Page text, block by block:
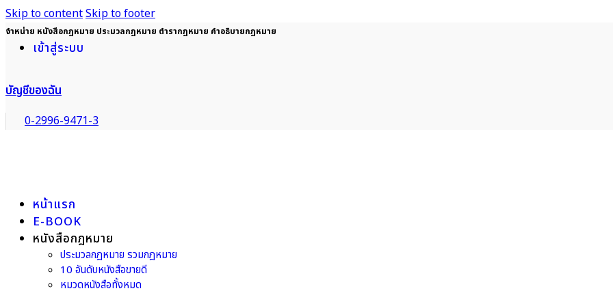
Skip to contentSkip to footer
จำหน่าย หนังสือกฎหมาย ประมวลกฎหมาย ตำรากฎหมาย คำอธิบายกฎหมาย
เข้าสู่ระบบ
บัญชีของฉัน
0-2996-9471-3
หน้าแรก
E-BOOK
หนังสือกฎหมาย
ประมวลกฎหมาย รวมกฎหมาย
10 อันดับหนังสือขายดี
หมวดหนังสือทั้งหมด